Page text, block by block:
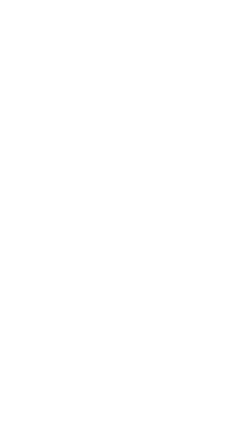
● Lynx 69
● Lynx
● BRP reparerar
● Reparationen
kommer en
● Reparationen